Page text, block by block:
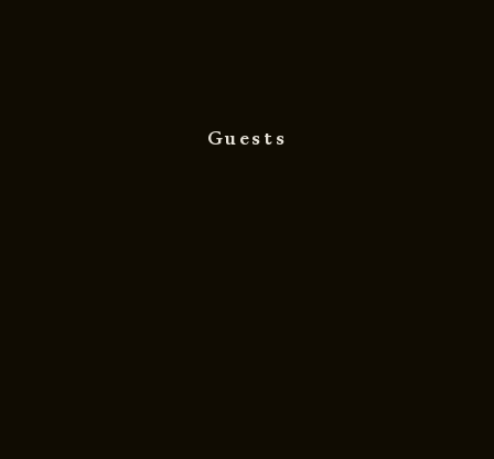
Guests